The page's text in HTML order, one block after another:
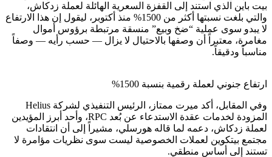
بيت باين الذي استند إلى القفزة السعرية الهائلة لعملة زدكاش،
والتي بلغت نسبتها أكثر من 1500% منذ أكتوبر، ليقول إن هذا الارتفاع
لا يبدو سوى عملية “ضخ وبيع” منسقة مرتبطة برؤوس أموال
مغامرة، معتبراً أن وصفها بالاحتيال لا يزال — حسب رأيه — وصفاً
مناسباً ودقيقاً.
ارتفاع جنوني لعملة رقمية بنسبة 1500%
وفي المقابل، أكد ميرت ممتاز، الرئيس التنفيذي لشركة Helius
المزودة لخدمات عقدة الاستدعاء عن بُعد RPC، وأحد أبرز المؤيدين
لعملة زدكاش، دعمه لما قاله هورسلي، مشيراً إلى أن انتقادات
مجتمع بيتكوين لعملات الخصوصية ليست سوى نظريات مؤامرة لا
تستند إلى أساس منطقي.